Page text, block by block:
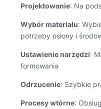
Projektowanie: Na
Wybór materiału:
potrzeby osłony i
Ustawienie narzędzi:
formowania
Odrzucenie: Szybkie
Procesy wtórne: